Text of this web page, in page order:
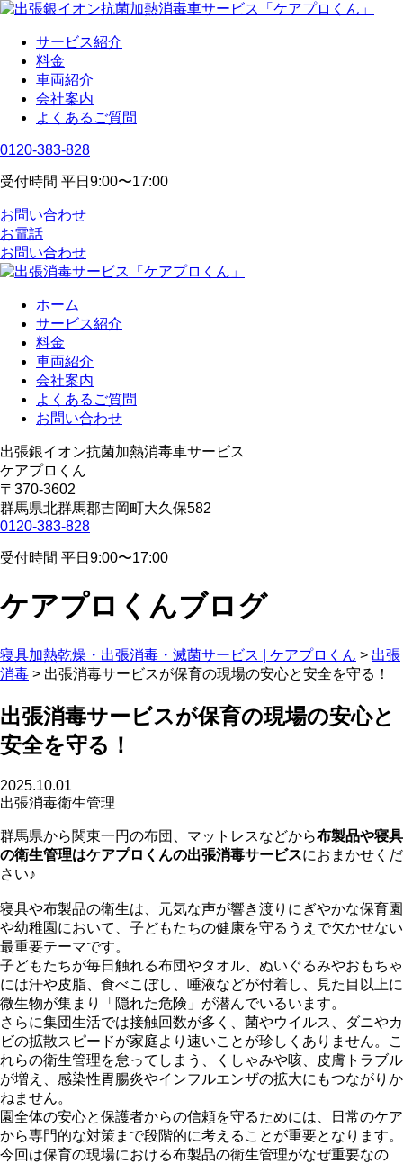
サービス紹介
料金
車両紹介
会社案内
よくあるご質問
0120-383-828
受付時間 平日9:00〜17:00
お問い合わせ
お電話
お問い合わせ
ホーム
サービス紹介
料金
車両紹介
会社案内
よくあるご質問
お問い合わせ
出張銀イオン抗菌加熱消毒車サービス
ケアプロくん
〒370-3602
群馬県北群馬郡吉岡町大久保582
0120-383-828
受付時間 平日9:00〜17:00
ケアプロくんブログ
寝具加熱乾燥・出張消毒・滅菌サービス | ケアプロくん > 出張
消毒 > 出張消毒サービスが保育の現場の安心と安全を守る！
出張消毒サービスが保育の現場の安心と
安全を守る！
2025.10.01
出張消毒衛生管理
群馬県から関東一円の布団、マットレスなどから布製品や寝具
の衛生管理はケアプロくんの出張消毒サービスにおまかせくだ
さい♪
寝具や布製品の衛生は、元気な声が響き渡りにぎやかな保育園
や幼稚園において、子どもたちの健康を守るうえで欠かせない
最重要テーマです。
子どもたちが毎日触れる布団やタオル、ぬいぐるみやおもちゃ
には汗や皮脂、食べこぼし、唾液などが付着し、見た目以上に
微生物が集まり「隠れた危険」が潜んでいるいます。
さらに集団生活では接触回数が多く、菌やウイルス、ダニやカ
ビの拡散スピードが家庭より速いことが珍しくありません。こ
れらの衛生管理を怠ってしまう、くしゃみや咳、皮膚トラブル
が増え、感染性胃腸炎やインフルエンザの拡大にもつながりか
ねません。
園全体の安心と保護者からの信頼を守るためには、日常のケア
から専門的な対策まで段階的に考えることが重要となります。
今回は保育の現場における布製品の衛生管理がなぜ重要なの